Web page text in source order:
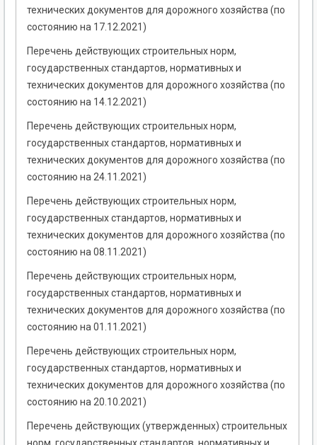
технических документов для дорожного хозяйства (по
состоянию на 17.12.2021)
Перечень действующих строительных норм,
государственных стандартов, нормативных и
технических документов для дорожного хозяйства (по
состоянию на 14.12.2021)
Перечень действующих строительных норм,
государственных стандартов, нормативных и
технических документов для дорожного хозяйства (по
состоянию на 24.11.2021)
Перечень действующих строительных норм,
государственных стандартов, нормативных и
технических документов для дорожного хозяйства (по
состоянию на 08.11.2021)
Перечень действующих строительных норм,
государственных стандартов, нормативных и
технических документов для дорожного хозяйства (по
состоянию на 01.11.2021)
Перечень действующих строительных норм,
государственных стандартов, нормативных и
технических документов для дорожного хозяйства (по
состоянию на 20.10.2021)
Перечень действующих (утвержденных) строительных